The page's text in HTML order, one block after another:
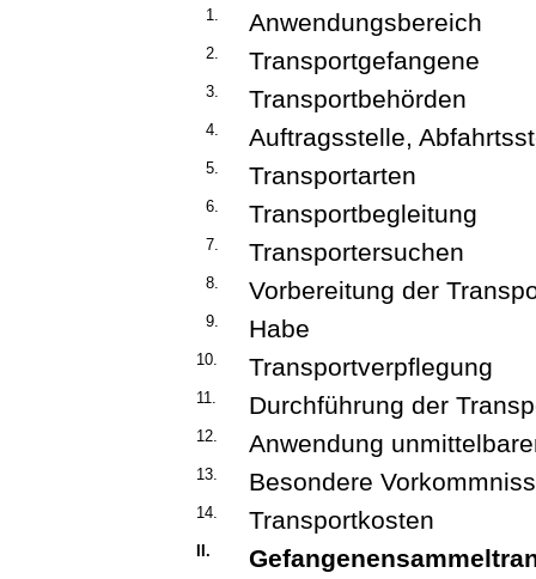
1. Anwendungsbereich
2. Transportgefangene
3. Transportbehörden
4. Auftragsstelle,
5. Transportarten
6. Transportbegleitung
7. Transportersuchen
8. Vorbereitung der
9. Habe
10. Transportverpflegung
11. Durchführung der
12. Anwendung
13. Besondere
14. Transportkosten
II.